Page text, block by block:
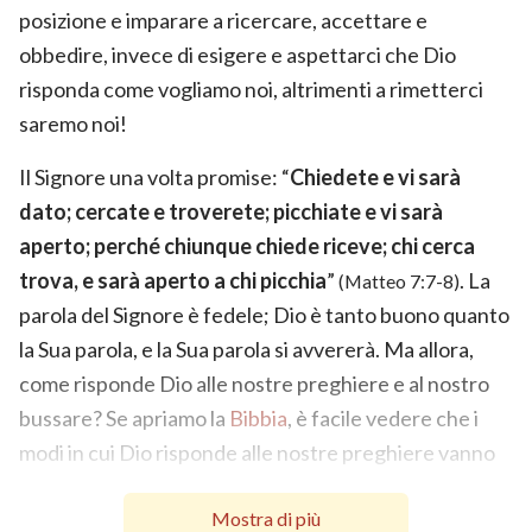
posizione e imparare a ricercare, accettare e
obbedire, invece di esigere e aspettarci che Dio
risponda come vogliamo noi, altrimenti a rimetterci
saremo noi!
Il Signore una volta promise: “Chiedete e vi sarà
dato; cercate e troverete; picchiate e vi sarà
aperto; perché chiunque chiede riceve; chi cerca
trova, e sarà aperto a chi picchia” (Matteo 7:7-8). La
parola del Signore è fedele; Dio è tanto buono quanto
la Sua parola, e la Sua parola si avvererà. Ma allora,
come risponde Dio alle nostre preghiere e al nostro
bussare? Se apriamo la Bibbia, è facile vedere che i
modi in cui Dio risponde alle nostre preghiere vanno
spesso oltre la nostra immaginazione e infrangono le
nostre convinzioni. Nel periodo dell’Antico
Mostra di più